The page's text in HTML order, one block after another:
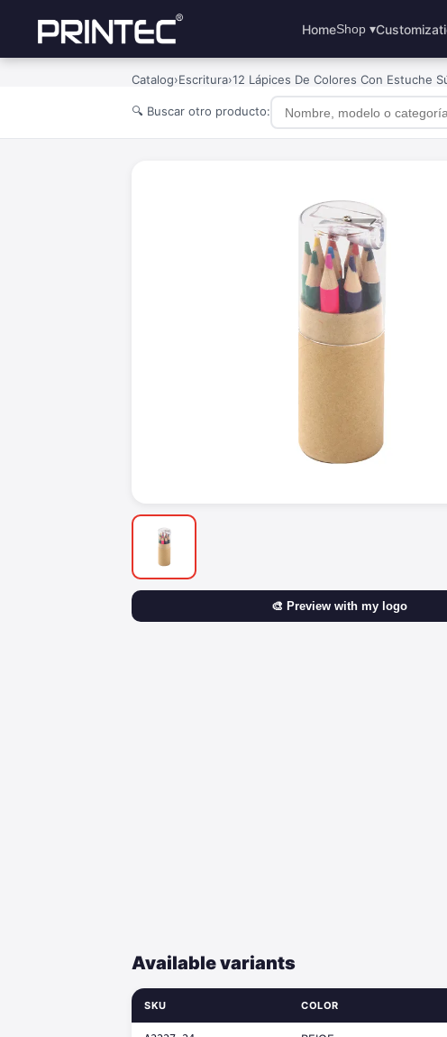
HomeShop ▾
Catalog›Escritura›12 Lápices De Colores Con Estuche
🔍 Buscar otro producto:
🎨 Preview with my logo
Available variants
SKU COLOR